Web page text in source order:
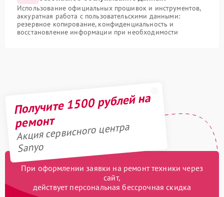
Использование официальных прошивок и инструментов,
аккуратная работа с пользовательскими данными:
резервное копирование, конфиденциальность и
восстановление информации при необходимости
Получите 1500 рублей на
ремонт
Акция сервисного центра
Sanyo
При оформлении заявки на ремонт техники через
сайт,
действует персональная бессрочная скидка